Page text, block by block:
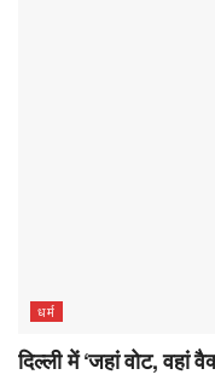
धर्म
दिल्ली में ‘जहां वोट,